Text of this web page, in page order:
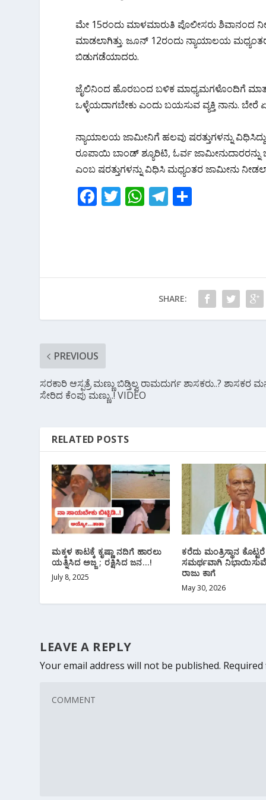
ಮೇ 15ರಂದು ಮಾಳಮಾರುತಿ ಪೊಲೀಸರು ಶಿವಾನಂದ
ಮಾಡಲಾಗಿತ್ತು. ಜೂನ್ 12ರಂದು ನ್ಯಾಯಾಲಯ
ಬಿಡುಗಡೆಯಾದರು.
ಜೈಲಿನಿಂದ ಹೊರಬಂದ ಬಳಿಕ ಮಾಧ್ಯಮಗಳೊಂದಿಗೆ
ಒಳ್ಳೆಯದಾಗಬೇಕು ಎಂದು ಬಯಸುವ ವ್ಯಕ್ತಿ ನಾನು. ಬೇರೆ
ನ್ಯಾಯಾಲಯ ಜಾಮೀನಿಗೆ ಹಲವು ಷರತ್ತುಗಳನ್ನು
ರೂಪಾಯಿ ಬಾಂಡ್ ಶ್ಯೂರಿಟಿ, ಓರ್ವ
ಎಂಬ ಷರತ್ತುಗಳನ್ನು ವಿಧಿಸಿ ಮಧ್ಯಂತರ ಜಾಮೀನು
F
o
T W
A
T
a
m
SHARE:
PREVIOUS
ಸರಕಾರಿ ಆಸ್ಪತ್ರೆ ಮಣ್ಣು ಬಿಡ್ತಿಲ್ವ ರಾಮದುರ್ಗ ‌ಶಾಸಕರು..? ಶಾಸಕರ
ಸೇರಿದ ಕೆಂಪು ಮಣ್ಣು..! VIDEO
RELATED POSTS
ಮಕ್ಕಳ ಕಾಟಕ್ಕೆ ಕೃಷ್ಣಾ ನದಿಗೆ ಹಾರಲು
ಯತ್ನಿಸಿದ ಅಜ್ಜ ; ರಕ್ಷಿಸಿದ ಜನ…!
July 8, 2025
ಕರೆದು ಮಂತ್ರಿಸ್ಥಾನ ಕೊಟ್ಟರೆ
ಸಮರ್ಥವಾಗಿ ನಿಭಾಯಿಸುವೆ
ರಾಜು ಕಾಗೆ
May 30, 2026
LEAVE A REPLY
Your email address will not be published.